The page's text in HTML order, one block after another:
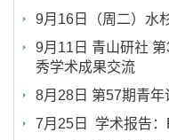
9月16日（周二）水
9月11日 青山研社
秀学术成果交流
8月28日 第57期青年
7月25日 学术报告